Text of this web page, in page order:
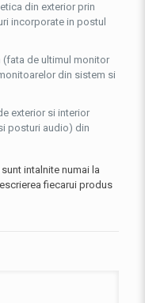
din exterior prin
incorporate in postul
(fata de ultimul monitor
din sistem si
exterior si interior
posturi audio) din
intalnite numai la
fiecarui produs